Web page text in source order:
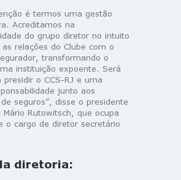
é termos uma gestão
Acreditamos na
do grupo diretor no intuito
relações do Clube com o
transformando o
instituição expoente. Será
presidir o CCS-RJ e uma
junto aos
seguros”, disse o presidente
Mário Rutowitsch, que ocupa
o cargo de diretor secretário
diretoria: